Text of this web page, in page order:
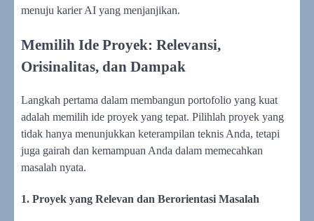
menuju karier AI yang menjanjikan.
Memilih Ide Proyek: Relevansi,
Orisinalitas, dan Dampak
Langkah pertama dalam membangun portofolio yang kuat
adalah memilih ide proyek yang tepat. Pilihlah proyek yang
tidak hanya menunjukkan keterampilan teknis Anda, tetapi
juga gairah dan kemampuan Anda dalam memecahkan
masalah nyata.
1. Proyek yang Relevan dan Berorientasi Masalah